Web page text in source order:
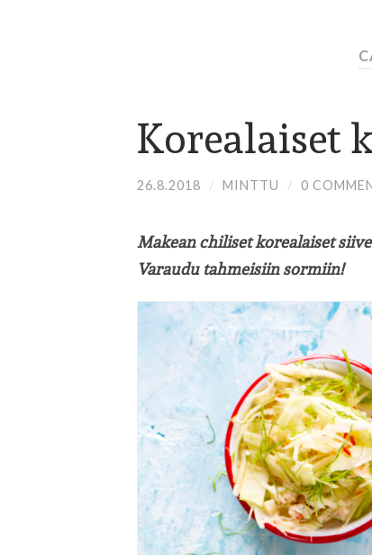
Korealaiset
26.8.2018 / MINTTU / 0
Makean chiliset korealaiset
Varaudu tahmeisiin sormiin!